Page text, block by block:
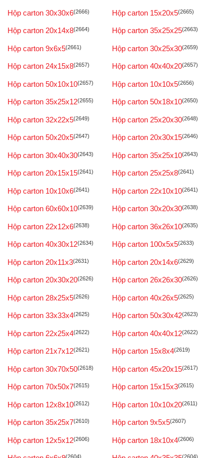
Hộp carton 30x30x6(2666) Hộp carton 15x20x5(2665)
Hộp carton 20x14x8(2664) Hộp carton 35x25x25(2663)
Hộp carton 9x6x5(2661) Hộp carton 30x25x30(2659)
Hộp carton 24x15x8(2657) Hộp carton 40x40x20(2657)
Hộp carton 50x10x10(2657) Hộp carton 10x10x5(2656)
Hộp carton 35x25x12(2655) Hộp carton 50x18x10(2650)
Hộp carton 32x22x5(2649) Hộp carton 25x20x30(2648)
Hộp carton 50x20x5(2647) Hộp carton 20x30x15(2646)
Hộp carton 30x40x30(2643) Hộp carton 35x25x10(2643)
Hộp carton 20x15x15(2641) Hộp carton 25x25x8(2641)
Hộp carton 10x10x6(2641) Hộp carton 22x10x10(2641)
Hộp carton 60x60x10(2639) Hộp carton 30x20x30(2638)
Hộp carton 22x12x6(2638) Hộp carton 36x26x10(2635)
Hộp carton 40x30x12(2634) Hộp carton 100x5x5(2633)
Hộp carton 20x11x3(2631) Hộp carton 20x14x6(2629)
Hộp carton 20x30x20(2626) Hộp carton 26x26x30(2626)
Hộp carton 28x25x5(2626) Hộp carton 40x26x5(2625)
Hộp carton 33x33x4(2625) Hộp carton 50x30x42(2623)
Hộp carton 22x25x4(2622) Hộp carton 40x40x12(2622)
Hộp carton 21x7x12(2621) Hộp carton 15x8x4(2619)
Hộp carton 30x70x50(2618) Hộp carton 45x20x15(2617)
Hộp carton 70x50x7(2615) Hộp carton 15x15x3(2615)
Hộp carton 12x8x10(2612) Hộp carton 10x10x20(2611)
Hộp carton 35x25x7(2610) Hộp carton 9x5x5(2607)
Hộp carton 12x5x12(2606) Hộp carton 18x10x4(2606)
(2604) (2604)